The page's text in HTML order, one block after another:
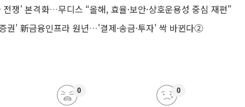
전쟁’ 본격화…무디스 “올해, 효율·보안·상호운용성 중심 재편”
권' 新금융인프라 원년…'결제·송금·투자' 싹 바뀐다②
0 0